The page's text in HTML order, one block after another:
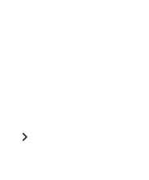
>